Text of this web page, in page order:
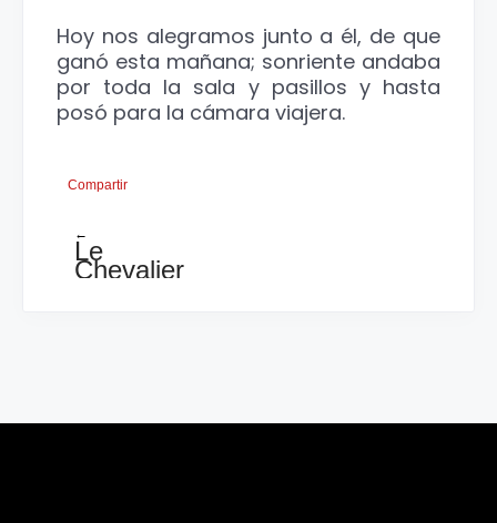
Hoy nos alegramos junto a él, de que
ganó esta mañana; sonriente andaba
por toda la sala y pasillos y hasta
posó para la cámara viajera.
Compartir
←
Le
Chevalier
2